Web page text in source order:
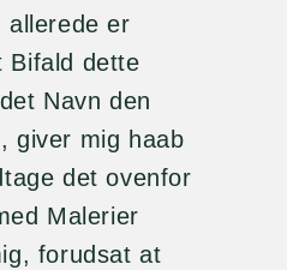
allerede er
Bifald dette
Navn den
giver mig haab
det ovenfor
Malerier
forudsat at